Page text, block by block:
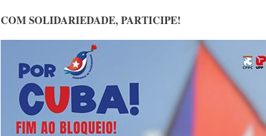
COM SOLIDARIEDADE, PARTICIPE!